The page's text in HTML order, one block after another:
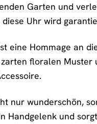
Garten und
Uhr wird
eine Hommage an
floralen
nur wunderschön,
Handgelenk und